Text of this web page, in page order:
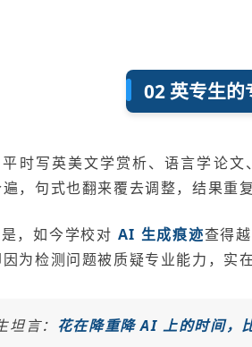
02 英专生的
时写英美文学赏析、语言学论
，句式也翻来覆去调整，结果重
，如今学校对 AI 生成痕迹查得
为检测问题被质疑专业能力，实
坦言： 花在降重降 AI 上的时间，